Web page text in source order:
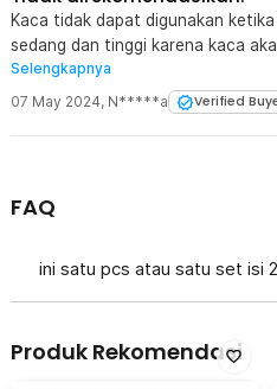
Kaca tidak dapat digunakan
sedang dan tinggi karena kaca
pemasangan juga sulit pada spion.
Selengkapnya
07 May 2024, N*****a Verified
FAQ
ini satu pcs atau satu set isi
Produk Rekomendasi